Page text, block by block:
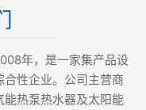
年，是一家集产品设
性企业。公司主营商
热泵热水器及太阳能